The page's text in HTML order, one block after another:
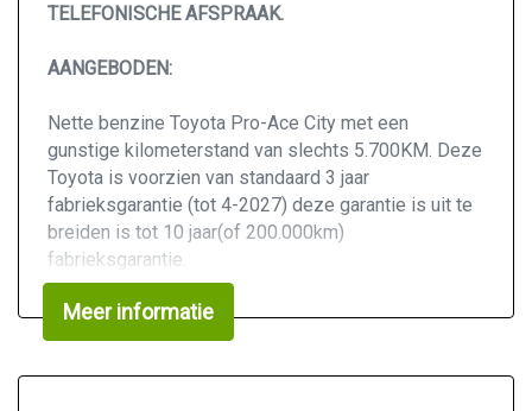
TELEFONISCHE AFSPRAAK.
AANGEBODEN:
Nette benzine Toyota Pro-Ace City met een
gunstige kilometerstand van slechts 5.700KM. Deze
Toyota is voorzien van standaard 3 jaar
fabrieksgarantie (tot 4-2027) deze garantie is uit te
breiden is tot 10 jaar(of 200.000km)
fabrieksgarantie.
Hoogtepunten van deze Toyota:
Airco
Meer informatie